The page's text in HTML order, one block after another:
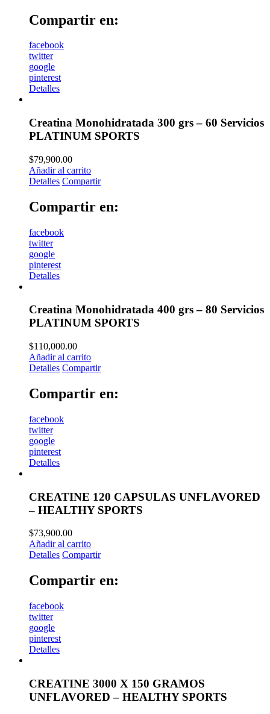
Compartir en:
facebook
twitter
google
pinterest
Detalles
Creatina Monohidratada 300 grs – 60 Servicios
PLATINUM SPORTS
$79,900.00
Añadir al carrito
Detalles Compartir
Compartir en:
facebook
twitter
google
pinterest
Detalles
Creatina Monohidratada 400 grs – 80 Servicios
PLATINUM SPORTS
$110,000.00
Añadir al carrito
Detalles Compartir
Compartir en:
facebook
twitter
google
pinterest
Detalles
CREATINE 120 CAPSULAS UNFLAVORED
– HEALTHY SPORTS
$73,900.00
Añadir al carrito
Detalles Compartir
Compartir en:
facebook
twitter
google
pinterest
Detalles
CREATINE 3000 X 150 GRAMOS
UNFLAVORED – HEALTHY SPORTS